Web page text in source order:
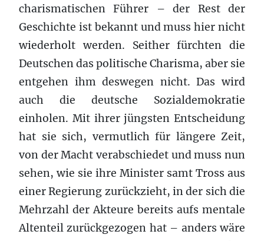
charismatischen Führer – der Rest der
Geschichte ist bekannt und muss hier nicht
wiederholt werden. Seither fürchten die
Deutschen das politische Charisma, aber sie
entgehen ihm deswegen nicht. Das wird
auch die deutsche Sozialdemokratie
einholen. Mit ihrer jüngsten Entscheidung
hat sie sich, vermutlich für längere Zeit,
von der Macht verabschiedet und muss nun
sehen, wie sie ihre Minister samt Tross aus
einer Regierung zurückzieht, in der sich die
Mehrzahl der Akteure bereits aufs mentale
Altenteil zurückgezogen hat – anders wäre